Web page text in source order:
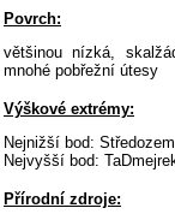
Povrch:
většinou nízká,
mnohé pobřežní útesy
Výškové extrémy:
Nejnižší bod:
Nejvyšší bod:
Přírodní zdroje: